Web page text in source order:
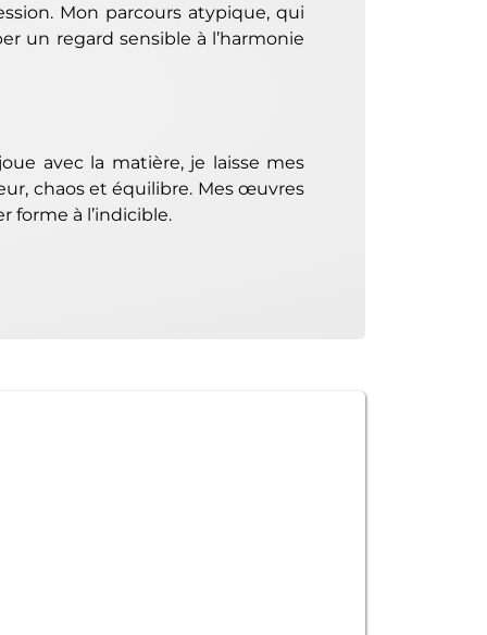
Mon parcours atypique, qui
un regard sensible à l’harmonie
avec la matière, je laisse mes
chaos et équilibre. Mes œuvres
forme à l’indicible.